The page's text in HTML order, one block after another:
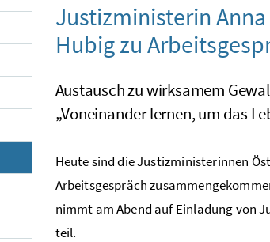
Justizministerin
Hubig zu
Austausch zu wirksamem
„Voneinander lernen, um das
Heute sind die Justizministerinnen
Arbeitsgespräch
nimmt am Abend auf Einladung von
teil.